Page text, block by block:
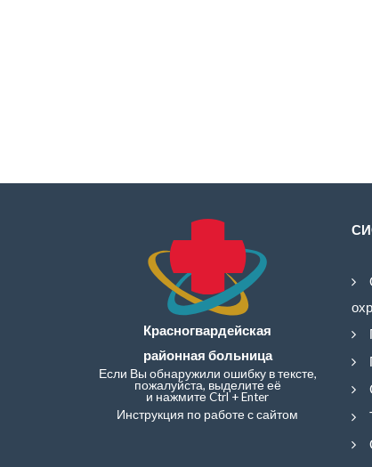
Красногвардейская
районная больница
Если Вы обнаружили ошибку в тексте,
пожалуйста, выделите её
и нажмите Ctrl + Enter
Инструкция по работе с сайтом